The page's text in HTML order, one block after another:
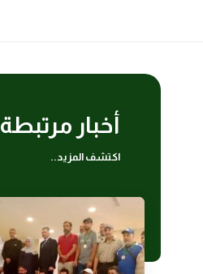
أخبار مرتبطة
اكتشف المزيد..